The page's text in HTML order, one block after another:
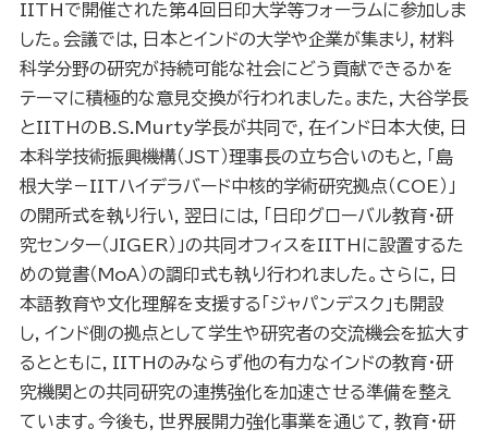
IITHで開催された第4回日印大学等フォーラムに参加しま
した。会議では，日本とインドの大学や企業が集まり，材料
科学分野の研究が持続可能な社会にどう貢献できるかを
テーマに積極的な意見交換が行われました。また，大谷学長
とIITHのB.S.Murty学長が共同で，在インド日本大使，日
本科学技術振興機構（JST）理事長の立ち合いのもと，「島
根大学－IITハイデラバード中核的学術研究拠点（COE）」
の開所式を執り行い，翌日には，「日印グローバル教育・研
究センター（JIGER）」の共同オフィスをIITHに設置するた
めの覚書（MoA）の調印式も執り行われました。さらに，日
本語教育や文化理解を支援する「ジャパンデスク」も開設
し，インド側の拠点として学生や研究者の交流機会を拡大す
るとともに，IITHのみならず他の有力なインドの教育・研
究機関との共同研究の連携強化を加速させる準備を整え
ています。今後も，世界展開力強化事業を通じて，教育・研